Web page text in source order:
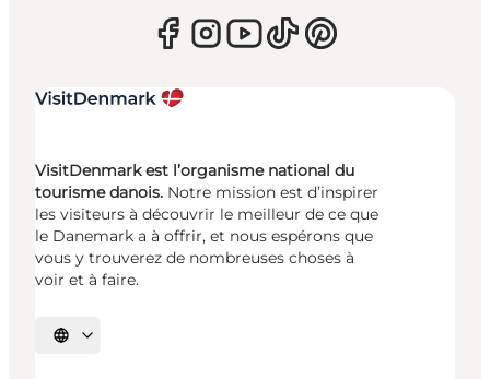
VisitDenmark est l’organisme national du
tourisme danois. Notre mission est d’inspirer
les visiteurs à découvrir le meilleur de ce que
le Danemark a à offrir, et nous espérons que
vous y trouverez de nombreuses choses à
voir et à faire.
Choisissez la langue